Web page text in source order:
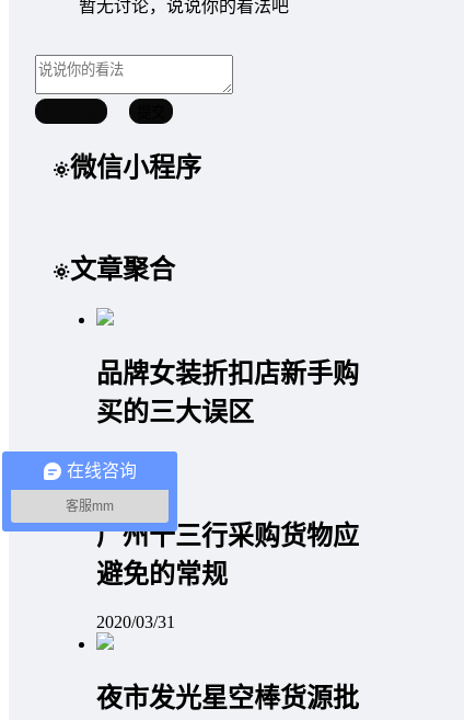
暂无讨论，说说你的看法吧
微信小程序
文章聚合
品牌女装折扣店新手购
买的三大误区
2020/04/16
广州十三行采购货物应
避免的常规
2020/03/31
夜市发光星空棒货源批
在线咨询
客服mm